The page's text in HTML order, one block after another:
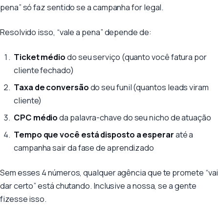
pena” só faz sentido se a campanha for legal.
Resolvido isso, “vale a pena” depende de:
Ticket médiodo seu serviço (quanto você fatura por
cliente fechado)
Taxa de conversãodo seu funil (quantos leads viram
cliente)
CPC médioda palavra-chave do seu nicho de atuação
Tempo que você está disposto a esperaraté a
campanha sair da fase de aprendizado
Sem esses 4 números, qualquer agência que te promete “vai
dar certo” está chutando. Inclusive a nossa, se a gente
fizesse isso.